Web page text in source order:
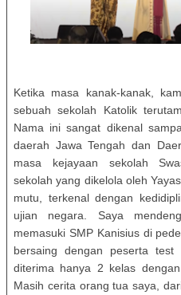
Ketika masa kanak-kanak,
sebuah sekolah Katolik
Nama ini sangat dikenal
daerah Jawa Tengah dan
masa kejayaan sekolah
sekolah yang dikelola oleh
mutu, terkenal dengan
ujian negara. Saya
memasuki SMP Kanisius di
bersaing dengan peserta
diterima hanya 2 kelas
Masih cerita orang tua saya,